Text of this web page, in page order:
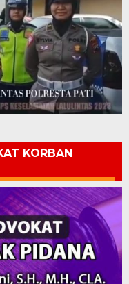
KORBAN